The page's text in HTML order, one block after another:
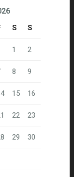
S S
1 2
8 9
15 16
22 23
29 30